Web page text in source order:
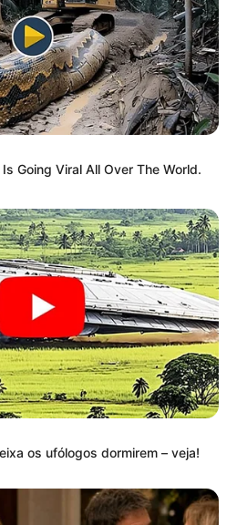
Going Viral All Over The World.
os ufólogos dormirem – veja!